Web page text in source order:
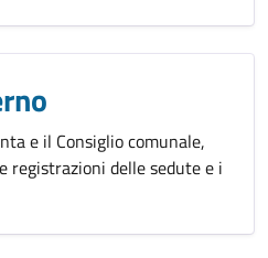
e il Consiglio comunale,
registrazioni delle sedute e i